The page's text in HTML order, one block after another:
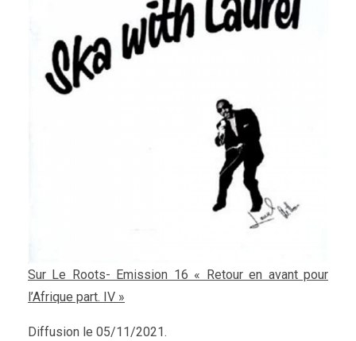
Sur Le Roots- Emission 16 « Retour en avant pour
l’Afrique part. IV »
Diffusion le 05/11/2021.